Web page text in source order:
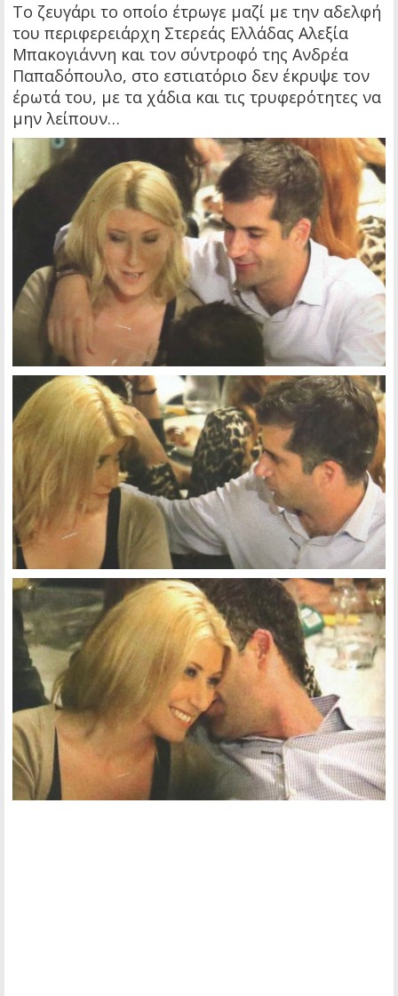
Το ζευγάρι το οποίο έτρωγε μαζί με την αδελφή
του περιφερειάρχη Στερεάς Ελλάδας Αλεξία
Μπακογιάννη και τον σύντροφό της Ανδρέα
Παπαδόπουλο, στο εστιατόριο δεν έκρυψε τον
έρωτά του, με τα χάδια και τις τρυφερότητες να
μην λείπουν…